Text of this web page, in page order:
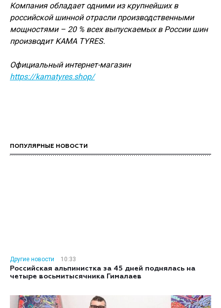
Компания обладает одними из крупнейших в
российской шинной отрасли производственными
мощностями – 20 % всех выпускаемых в России шин
производит KAMA TYRES.
Официальный интернет-магазин
https://kamatyres.shop/
ПОПУЛЯРНЫЕ НОВОСТИ
Другие новости
10:33
Российская альпинистка за 45 дней поднялась на
четыре восьмитысячника Гималаев